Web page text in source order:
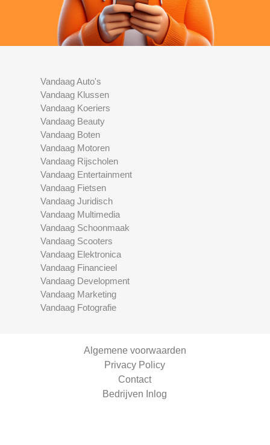
Vandaag Auto's
Vandaag Klussen
Vandaag Koeriers
Vandaag Beauty
Vandaag Boten
Vandaag Motoren
Vandaag Rijscholen
Vandaag Entertainment
Vandaag Fietsen
Vandaag Juridisch
Vandaag Multimedia
Vandaag Schoonmaak
Vandaag Scooters
Vandaag Elektronica
Vandaag Financieel
Vandaag Development
Vandaag Marketing
Vandaag Fotografie
Algemene voorwaarden
Privacy Policy
Contact
Bedrijven Inlog